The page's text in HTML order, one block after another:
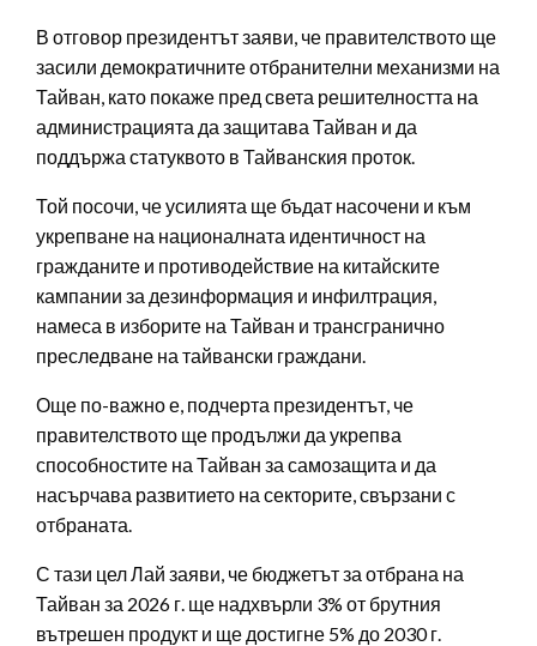
В отговор президентът заяви, че правителството ще
засили демократичните отбранителни механизми на
Тайван, като покаже пред света решителността на
администрацията да защитава Тайван и да
поддържа статуквото в Тайванския проток.
Той посочи, че усилията ще бъдат насочени и към
укрепване на националната идентичност на
гражданите и противодействие на китайските
кампании за дезинформация и инфилтрация,
намеса в изборите на Тайван и трансгранично
преследване на тайвански граждани.
Още по-важно е, подчерта президентът, че
правителството ще продължи да укрепва
способностите на Тайван за самозащита и да
насърчава развитието на секторите, свързани с
отбраната.
С тази цел Лай заяви, че бюджетът за отбрана на
Тайван за 2026 г. ще надхвърли 3% от брутния
вътрешен продукт и ще достигне 5% до 2030 г.